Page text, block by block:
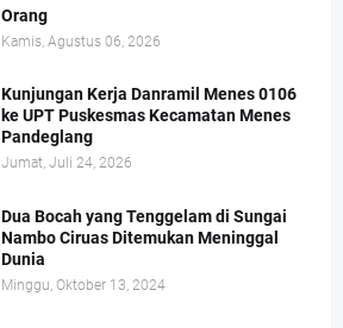
Orang
Kamis, Agustus 06, 2026
Kunjungan Kerja Danramil Menes 0106
ke UPT Puskesmas Kecamatan Menes
Pandeglang
Jumat, Juli 24, 2026
Dua Bocah yang Tenggelam di Sungai
Nambo Ciruas Ditemukan Meninggal
Dunia
Minggu, Oktober 13, 2024